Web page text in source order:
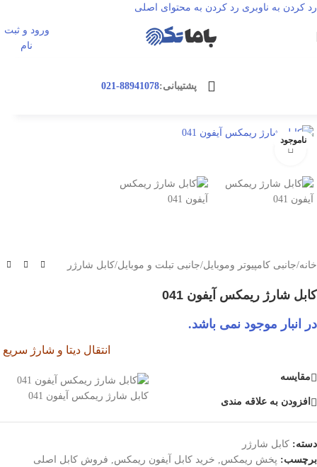
رد کردن به ناوبری رد کردن به محتوای اصلی
ورود و ثبت
نام
ورود / ثبت
پشتیبانی:88941078-021
ناموجود
خانه/جانبی کامپیوتر وموبایل/جانبی تبلت و موبایل/کابل شارژر
کابل شارژ ریمکس آیفون 041
در انبار موجود نمی باشد.
انتقال دیتا و شارژ سریع
کابل شارژ ریمکس آیفون 041
مقایسه
افزودن به علاقه مندی
دسته: کابل شارژر
برچسب: پخش ریمکس خرید کابل آیفون ریمکس
فروش کابل اصلی